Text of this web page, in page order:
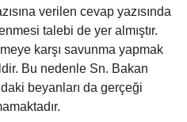
verilen cevap yazısında
talebi de yer almıştır.
karşı savunma yapmak
Bu nedenle Sn. Bakan
beyanları da gerçeği